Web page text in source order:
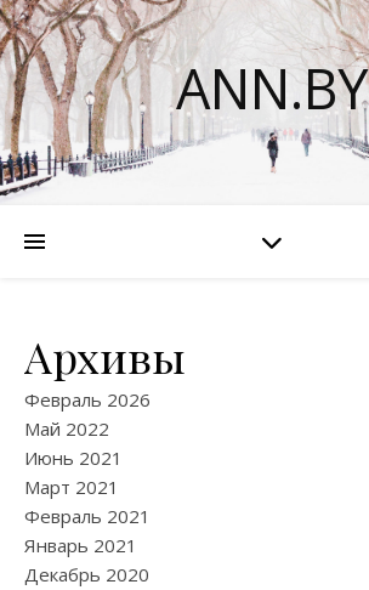
ANN.BY
Архивы
Февраль 2026
Май 2022
Июнь 2021
Март 2021
Февраль 2021
Январь 2021
Декабрь 2020